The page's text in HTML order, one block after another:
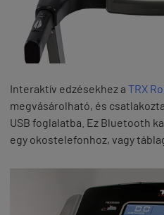
Interaktív edzésekhez a TRX
megvásárolható, és
USB foglalatba. Ez Bluetooth
egy okostelefonhoz, vagy